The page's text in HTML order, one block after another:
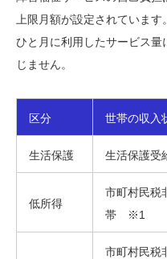
上限月額が設定されています。
ひと月に利用したサービス
じません。
区分 世帯の収入
生活保護 生活保護受
低所得
市町村民税
帯 ※1
市町村民税